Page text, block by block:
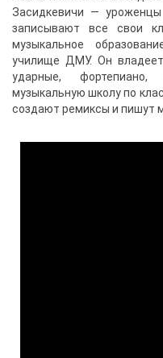
Засидкевичи —
записывают все свои
музыкальное
училище ДМУ. Он
ударные,
музыкальную школу по
создают ремиксы и пишут